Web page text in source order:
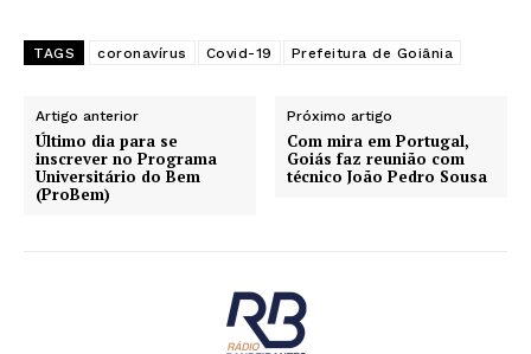
TAGS coronavírus Covid-19 Prefeitura de Goiânia
Artigo anterior
Último dia para se
inscrever no Programa
Universitário do Bem
(ProBem)
Próximo artigo
Com mira em Portugal,
Goiás faz reunião com
técnico João Pedro Sousa